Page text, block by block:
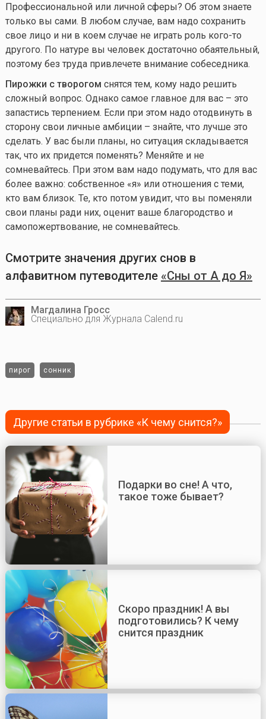
Профессиональной или личной сферы? Об этом знаете
только вы сами. В любом случае, вам надо сохранить
свое лицо и ни в коем случае не играть роль кого-то
другого. По натуре вы человек достаточно обаятельный,
поэтому без труда привлечете внимание собеседника.
Пирожки с творогом снятся тем, кому надо решить
сложный вопрос. Однако самое главное для вас – это
запастись терпением. Если при этом надо отодвинуть в
сторону свои личные амбиции – знайте, что лучше это
сделать. У вас были планы, но ситуация складывается
так, что их придется поменять? Меняйте и не
сомневайтесь. При этом вам надо подумать, что для вас
более важно: собственное «я» или отношения с теми,
кто вам близок. Те, кто потом увидит, что вы поменяли
свои планы ради них, оценит ваше благородство и
самопожертвование, не сомневайтесь.
Смотрите значения других снов в
алфавитном путеводителе «Сны от А до Я»
Магдалина Гросс
Специально для Журнала Calend.ru
пирог сонник
Другие статьи в рубрике «К чему снится?»
Подарки во сне! А что,
такое тоже бывает?
Скоро праздник! А вы
подготовились? К чему
снится праздник